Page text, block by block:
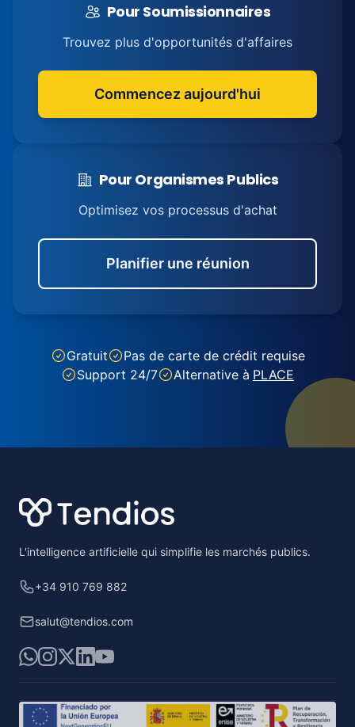
Pour Soumissionnaires
Trouvez plus d'opportunités d'affaires
Commencez aujourd'hui
Pour Organismes Publics
Optimisez vos processus d'achat
Planifier une réunion
Gratuit
Pas de carte de crédit requise
Support 24/7
Alternative à PLACE
L'intelligence artificielle qui simplifie les marchés publics.
+34 910 769 882
salut@tendios.com
WhatsApp
Instagram
X LinkedIn
YouTube